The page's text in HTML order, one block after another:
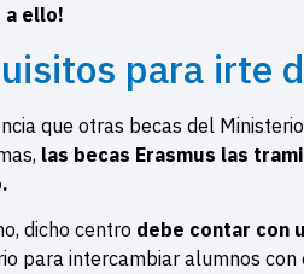
a ello!
para irte
que otras becas del
las becas Erasmus las
dicho centro debe contar con
para intercambiar alumnos